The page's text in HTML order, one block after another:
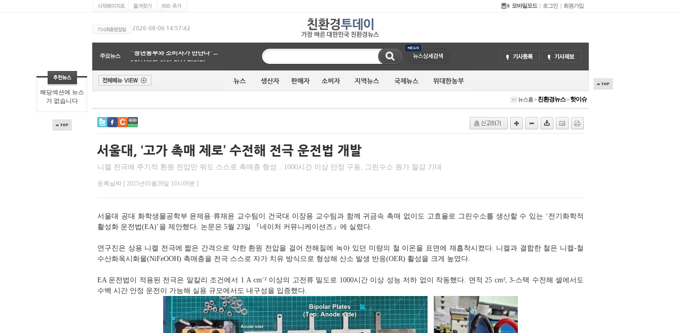
해당섹션에 뉴스
가 없습니다
모바일모드 로그인 회원가입
주요뉴스
"임산부와 아이 안심 먹거리 ...
글리포세이트, 토양 생물다양...
"고래 똥부터 산불 드론까지"...
"시민이 지키는 지구"…광명시...
환경오염의 주범인 혼합 플라...
'식단만 바꿔도 기후위기 막는...
뉴스홈>친환경뉴스>핫이슈
니켈 전극에 주기적 환원 전압만 줘도 스스로 촉매층 형성…1000시간 이상 안정 구동, 그린수소 원가 절감 기대
등록날짜 [ 2025년05월29일 10시09분 ]
서울대 공대 화학생물공학부 윤제용·류재윤 교수팀이 건국대 이장용 교수팀과 함께 귀금속 촉매 없이도 고효율로 그린수소를 생산할 수 있는 ‘전기화학적
활성화 운전법(EA)’을 제안했다. 논문은 5월 23일 『네이처 커뮤니케이션즈』에 실렸다.
연구진은 상용 니켈 전극에 짧은 간격으로 약한 환원 전압을 걸어 전해질에 녹아 있던 미량의 철 이온을 표면에 재흡착시켰다. 니켈과 결합한 철은 니켈-철
수산화옥시화물(NiFeOOH) 촉매층을 전극 스스로 자가 치유 방식으로 형성해 산소 발생 반응(OER) 활성을 크게 높였다.
EA 운전법이 적용된 전극은 알칼리 조건에서 1 A cm⁻² 이상의 고전류 밀도로 1000시간 이상 성능 저하 없이 작동했다. 면적 25 cm², 3-스택 수전해 셀에서도
수백 시간 안정 운전이 가능해 실용 규모에서도 내구성을 입증했다.